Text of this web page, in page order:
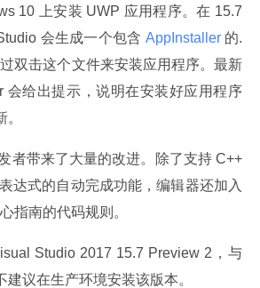
10 上安装 UWP 应用程序。在 15.7
会生成一个包含 AppInstaller 的.
双击这个文件来安装应用程序。最新
会给出提示，说明在安装好应用程序
者带来了大量的改进。除了支持 C++
达式的自动完成功能，编辑器还加入
指南的代码规则。
Studio 2017 15.7 Preview 2，与
议在生产环境安装该版本。